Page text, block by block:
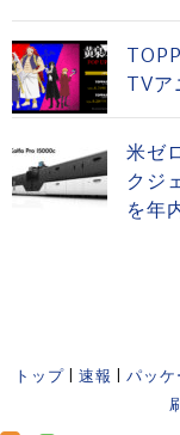
TVア
米ゼ
クジ
を年
トップ 速報 パッケ